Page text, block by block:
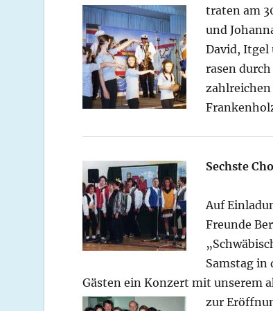
traten am
und
David, Itgel
rasen
zahlreichen
Sechste
Auf Einla
Freunde
Samstag in
Gästen ein Konzert mit unserem
zur